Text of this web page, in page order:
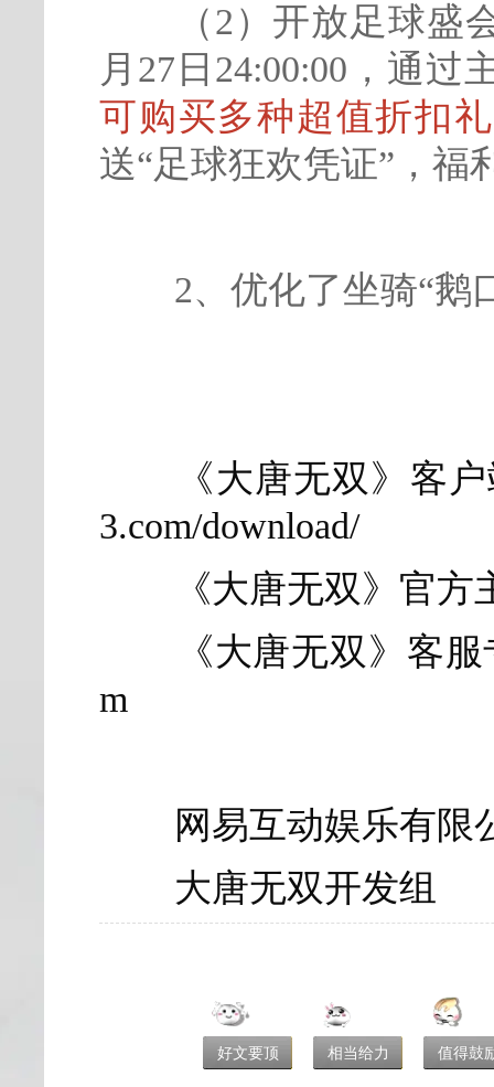
（2）开放足球盛
月27日24:00:00，通
可购买多种超值折扣
送“足球狂欢凭证”，福
2、优化了坐骑“鹅
《大唐无双》客
3.com/download/
《大唐无双》官方主
《大唐无双》客服专
m
网易互动娱乐有限
大唐无双开发组
好文要顶 相当给力 值得鼓